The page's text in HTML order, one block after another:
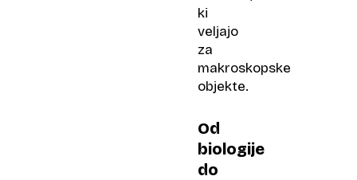
ki
veljajo
za
makroskopske
objekte.
Od
biologije
do